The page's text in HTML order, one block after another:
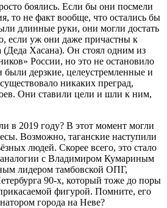
боялись. Если бы они посмели
то не факт вообще, что остались бы
длинные руки, они могли достать
если уж они даже причастны к
(Деда Хасана). Он стоял одним из
России, но это не остановило
были дерзкие, целеустремленные и
никаких преград,
Они ставили цели и шли к ним,
в 2019 году? В этот момент могли
Возможно, таганские наступили
людей. Скорее всего, это стало
с Владимиром Кумариным
лидером тамбовской ОПГ,
90-х, который тоже до поры
фигурой. Помните, его
города на Неве?